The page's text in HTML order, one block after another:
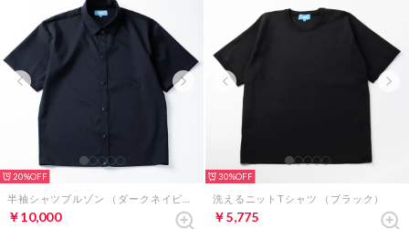
20%
￥10,000
30%
洗えるニットTシャツ （ブラック）
￥5,775